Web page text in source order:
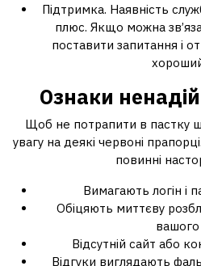
Підтримка. Наявність
плюс. Якщо можна
поставити запитання і
Ознаки
Щоб не потрапити в пастку
увагу на деякі червоні
повинні
Вимагають логін і
Обіцяють миттєву
вашого
Відсутній сайт або
Відгуки виглядають